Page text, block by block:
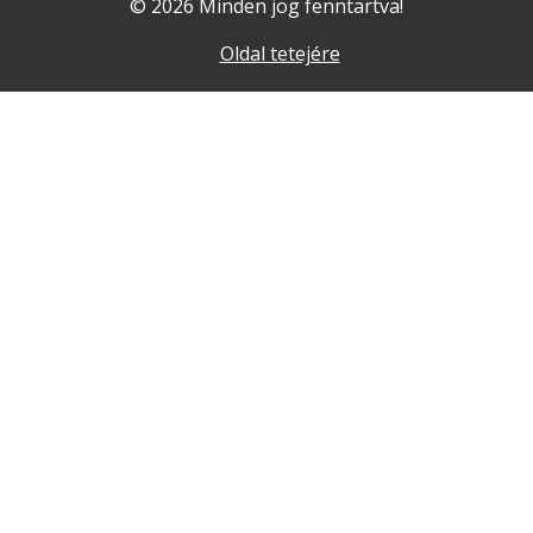
© 2026 Minden jog fenntartva!
Oldal tetejére